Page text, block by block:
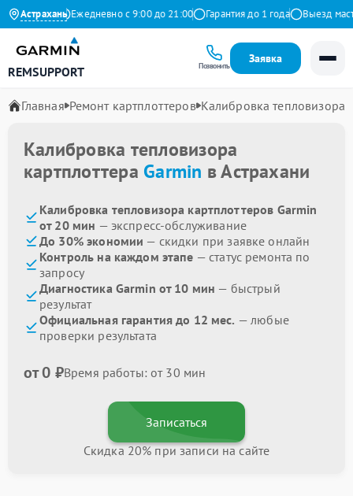
Астрахань
Яндекс Ежедневно с 9:00 до 21:00 Гарантия до 1 года Выезд
REMSUPPORT Позвонить
Заявка
Главная Ремонт картплоттеров Калибровка тепловизора
Калибровка тепловизора
картплоттера Garmin в Астрахани
Калибровка тепловизора картплоттеров Garmin
от 20 мин — экспресс-обслуживание
До 30% экономии — скидки при заявке онлайн
Контроль на каждом этапе — статус ремонта по
запросу
Диагностика Garmin от 10 мин — быстрый
результат
Официальная гарантия до 12 мес. — любые
проверки результата
от 0 ₽Время работы: от 30 мин
Записаться
Скидка 20% при записи на сайте